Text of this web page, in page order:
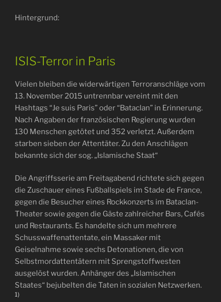
Hintergrund:
ISIS-Terror in Paris
Vielen bleiben die widerwärtigen Terroranschläge vom
13. November 2015 untrennbar vereint mit den
Hashtags “Je suis Paris” oder “Bataclan” in Erinnerung.
Nach Angaben der französischen Regierung wurden
130 Menschen getötet und 352 verletzt. Außerdem
starben sieben der Attentäter. Zu den Anschlägen
bekannte sich der sog. „Islamische Staat“
Die Angriffsserie am Freitagabend richtete sich gegen
die Zuschauer eines Fußballspiels im Stade de France,
gegen die Besucher eines Rockkonzerts im Bataclan-
Theater sowie gegen die Gäste zahlreicher Bars, Cafés
und Restaurants. Es handelte sich um mehrere
Schusswaffenattentate, ein Massaker mit
Geiselnahme sowie sechs Detonationen, die von
Selbstmordattentätern mit Sprengstoffwesten
ausgelöst wurden. Anhänger des „Islamischen
Staates“ bejubelten die Taten in sozialen Netzwerken.
1)